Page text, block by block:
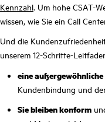
Kennzahl. Um hohe CSAT-
wissen, wie Sie ein Call
Und die
unserem 12-Schritte-
eine
Kundenbindung und
Sie bleiben konform